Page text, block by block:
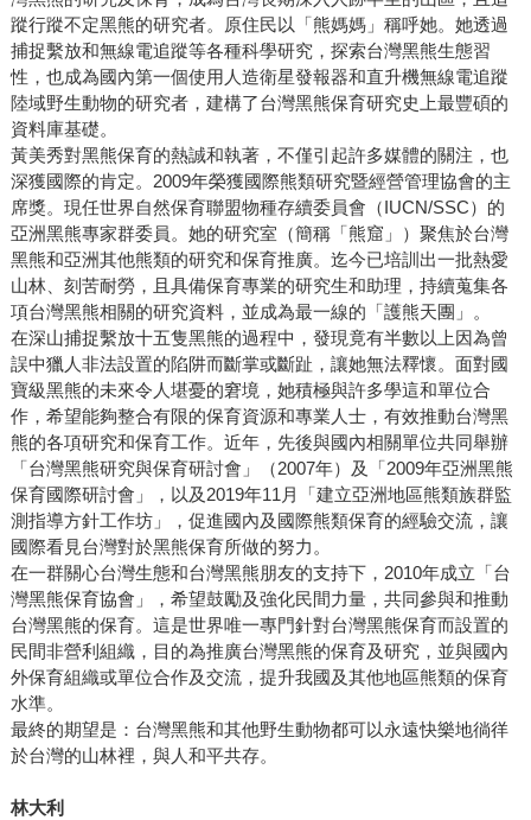
蹤行蹤不定黑熊的研究者。原住民以「熊媽媽」稱呼她。她透過
捕捉繫放和無線電追蹤等各種科學研究，探索台灣黑熊生態習
性，也成為國內第一個使用人造衛星發報器和直升機無線電追蹤
陸域野生動物的研究者，建構了台灣黑熊保育研究史上最豐碩的
資料庫基礎。
黃美秀對黑熊保育的熱誠和執著，不僅引起許多媒體的關注，也
深獲國際的肯定。2009年榮獲國際熊類研究暨經營管理協會的主
席獎。現任世界自然保育聯盟物種存續委員會（IUCN/SSC）的
亞洲黑熊專家群委員。她的研究室（簡稱「熊窟」）聚焦於台灣
黑熊和亞洲其他熊類的研究和保育推廣。迄今已培訓出一批熱愛
山林、刻苦耐勞，且具備保育專業的研究生和助理，持續蒐集各
項台灣黑熊相關的研究資料，並成為最一線的「護熊天團」。
在深山捕捉繫放十五隻黑熊的過程中，發現竟有半數以上因為曾
誤中獵人非法設置的陷阱而斷掌或斷趾，讓她無法釋懷。面對國
寶級黑熊的未來令人堪憂的窘境，她積極與許多學這和單位合
作，希望能夠整合有限的保育資源和專業人士，有效推動台灣黑
熊的各項研究和保育工作。近年，先後與國內相關單位共同舉辦
「台灣黑熊研究與保育研討會」（2007年）及「2009年亞洲黑熊
保育國際研討會」，以及2019年11月「建立亞洲地區熊類族群監
測指導方針工作坊」，促進國內及國際熊類保育的經驗交流，讓
國際看見台灣對於黑熊保育所做的努力。
在一群關心台灣生態和台灣黑熊朋友的支持下，2010年成立「台
灣黑熊保育協會」，希望鼓勵及強化民間力量，共同參與和推動
台灣黑熊的保育。這是世界唯一專門針對台灣黑熊保育而設置的
民間非營利組織，目的為推廣台灣黑熊的保育及研究，並與國內
外保育組織或單位合作及交流，提升我國及其他地區熊類的保育
水準。
最終的期望是：台灣黑熊和其他野生動物都可以永遠快樂地徜徉
於台灣的山林裡，與人和平共存。
林大利